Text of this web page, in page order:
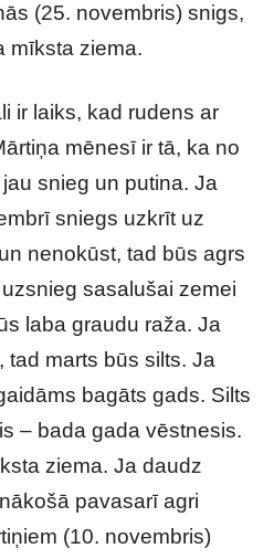
(25. novembris) snigs,
mīksta ziema.
ir laiks, kad rudens ar
mēnesī ir tā, ka no
snieg un putina. Ja
sniegs uzkrīt uz
nenokūst, tad būs agrs
sasalušai zemei
laba graudu raža. Ja
tad marts būs silts. Ja
bagāts gads. Silts
– bada gada vēstnesis.
ziema. Ja daudz
pavasarī agri
(10. novembris)